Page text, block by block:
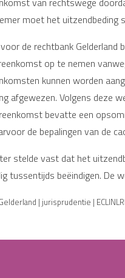
moet het uitzendbeding
de rechtbank
op te nemen
kunnen worden
afgewezen. Volgens deze
bevatte een
de bepalingen van de
stelde vast dat het
tussentijds beëindigen. De
| jurisprudentie |